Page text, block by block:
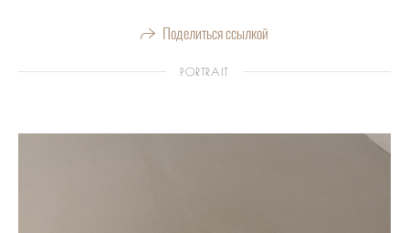
Поделиться ссылкой
PORTRAIT